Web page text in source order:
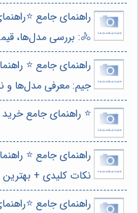
راهنمای جامع
🚴: بررسی مدل‌ها،
راهنمای جامع ⭐️
جیم: معرفی مدل‌ها و
⭐️ راهنمای جامع خرید
راهنمای جامع ⭐️
نکات کلیدی + بهترین
راهنمای جامع